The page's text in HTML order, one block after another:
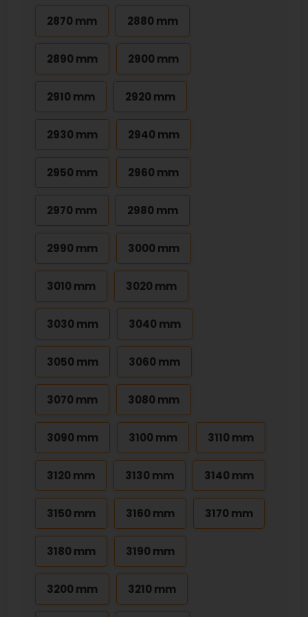
2870 mm 2880 mm
2890 mm 2900 mm
2910 mm 2920 mm
2930 mm 2940 mm
2950 mm 2960 mm
2970 mm 2980 mm
2990 mm 3000 mm
3010 mm 3020 mm
3030 mm 3040 mm
3050 mm 3060 mm
3070 mm 3080 mm
3090 mm 3100 mm 3110 mm
3120 mm 3130 mm 3140 mm
3150 mm 3160 mm 3170 mm
3180 mm 3190 mm
3200 mm 3210 mm